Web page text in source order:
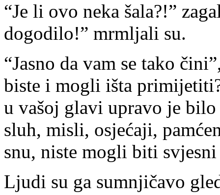
“Je li ovo neka šala?!”
dogodilo!” mrmljali su.
“Jasno da vam se tako
biste i mogli išta
u vašoj glavi upravo je bilo
sluh, misli, osjećaji,
snu, niste mogli biti svjesni
Ljudi su ga sumnjičavo